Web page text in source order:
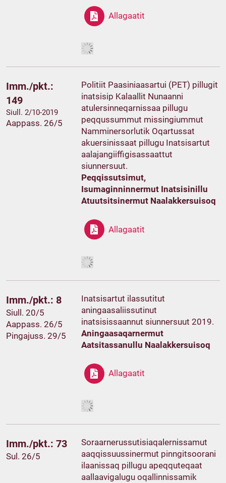
Allagaatit
Imm./pkt.:
149
Siull. 2/10-2019
Aappass. 26/5
Politiit Paasiniaasartui (PET) pillugit
inatsisip Kalaallit Nunaanni
atulersinneqarnissaa pillugu
peqqussummut missingiummut
Namminersorlutik Oqartussat
akuersinissaat pillugu Inatsisartut
aalajangiiffigisassaattut
siunnersuut.
Peqqissutsimut,
Isumaginninnermut Inatsisinillu
Atuutsitsinermut Naalakkersuisoq
Allagaatit
Imm./pkt.: 8
Siull. 20/5
Aappass. 26/5
Pingajuss. 29/5
Inatsisartut ilassutitut
aningaasaliissutinut
inatsisissaannut siunnersuut 2019.
Aningaasaqarnermut
Aatsitassanullu Naalakkersuisoq
Allagaatit
Imm./pkt.: 73
Sul. 26/5
Soraarnerussutisiaqalernissamut
aaqqissuussinermut pinngitsoorani
ilaanissaq pillugu apeqquteqaat
aallaavigalugu oqallinnissamik